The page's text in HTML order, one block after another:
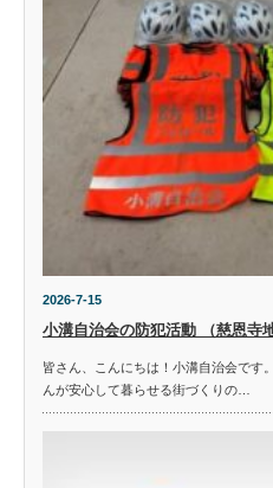
2026-7-15
小溝自治会の防犯活動 （慈恩寺地
皆さん、こんにちは！小溝自治会です
んが安心して暮らせる街づくりの…